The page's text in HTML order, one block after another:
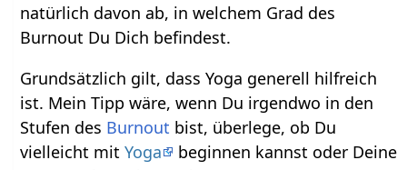
natürlich davon ab, in welchem Grad des
Burnout Du Dich befindest.
Grundsätzlich gilt, dass Yoga generell hilfreich
ist. Mein Tipp wäre, wenn Du irgendwo in den
Stufen des Burnout bist, überlege, ob Du
vielleicht mitYoga
beginnen kannst oder Deine